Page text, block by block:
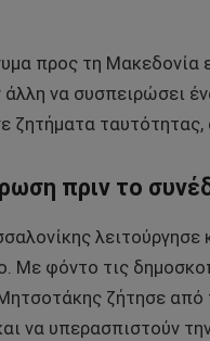
προς τη Μακεδονία
άλλη να συσπειρώσει
ζητήματα ταυτότητας,
πριν το
Με φόντο τις
ζήτησε
να υπερασπιστούν